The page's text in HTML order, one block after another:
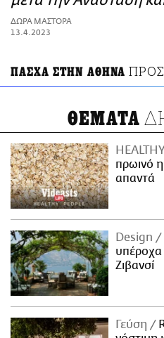
ΑΜΠΑ
PRINT
ΔΩΡΑ ΜΑΣΤΟΡΑ
13.4.2023
ΠΑΣΧΑ ΣΤΗΝ ΑΘΗΝΑ
ΘΕΜΑΤΑ
πρωινό
απαντά
Design
υπέροχα
Ζιβανσί
Γεύση